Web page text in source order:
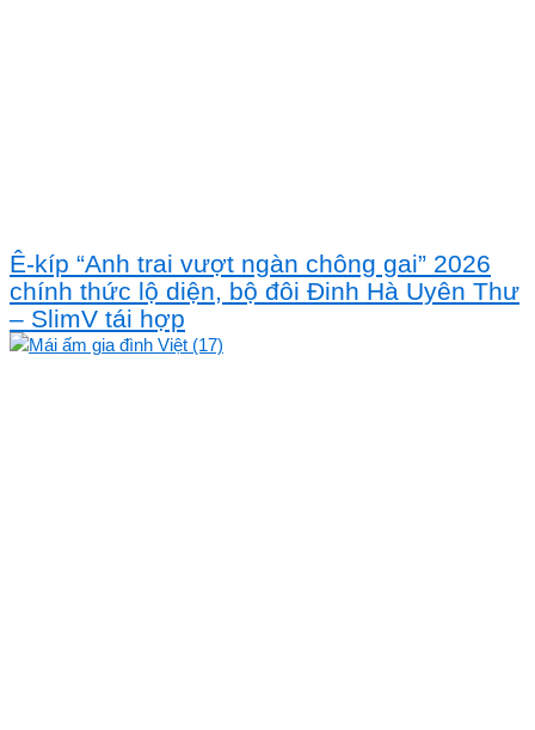
Ê-kíp “Anh trai vượt ngàn chông gai” 2026
chính thức lộ diện, bộ đôi Đinh Hà Uyên Thư
– SlimV tái hợp